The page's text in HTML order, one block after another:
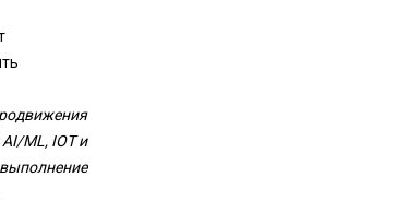
ML, IOT и